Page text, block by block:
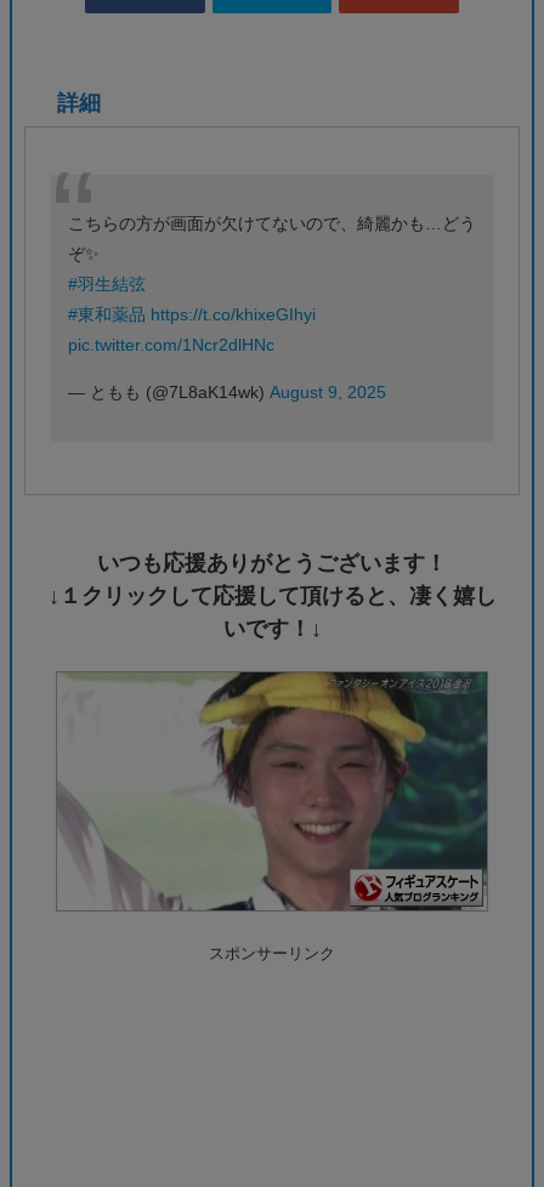
詳細
こちらの方が画面が欠けてないので、綺麗かも…どう
ぞ✨️
#羽生結弦
#東和薬品 https://t.co/khixeGIhyi
pic.twitter.com/1Ncr2dlHNc
— ともも‎ (@7L8aK14wk) August 9, 2025
いつも応援ありがとうございます！
↓１クリックして応援して頂けると、凄く嬉し
いです！↓
スポンサーリンク